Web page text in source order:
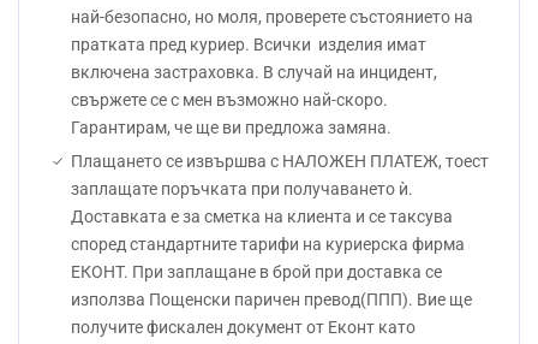
най-безопасно, но моля, проверете състоянието на
пратката пред куриер. Всички изделия имат
включена застраховка. В случай на инцидент,
свържете се с мен възможно най-скоро.
Гарантирам, че ще ви предложа замяна.
Плащането се извършва с НАЛОЖЕН ПЛАТЕЖ, тоест
заплащате поръчката при получаването ѝ.
Доставката е за сметка на клиента и се таксува
според стандартните тарифи на куриерска фирма
ЕКОНТ. При заплащане в брой при доставка се
използва Пощенски паричен превод(ППП). Вие ще
получите фискален документ от Еконт като